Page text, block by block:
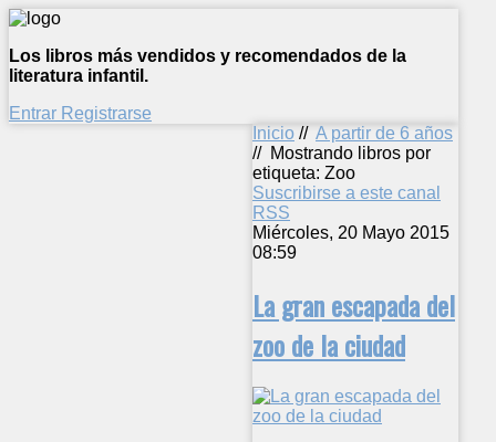
Los libros más vendidos y recomendados de la
literatura infantil.
Entrar Registrarse
Inicio // A partir de 6 años
// Mostrando libros por
etiqueta: Zoo
Suscribirse a este canal
RSS
Miércoles, 20 Mayo 2015
08:59
La gran escapada del
zoo de la ciudad